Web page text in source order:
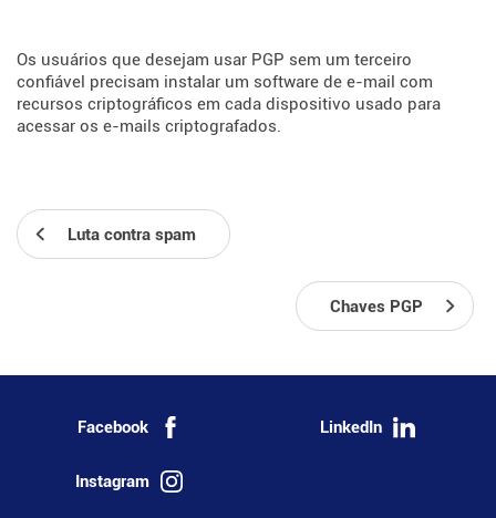
Os usuários que desejam usar PGP sem um terceiro
confiável precisam instalar um software de e-mail com
recursos criptográficos em cada dispositivo usado para
acessar os e-mails criptografados.
Luta contra spam
Chaves PGP
Facebook LinkedIn
Instagram